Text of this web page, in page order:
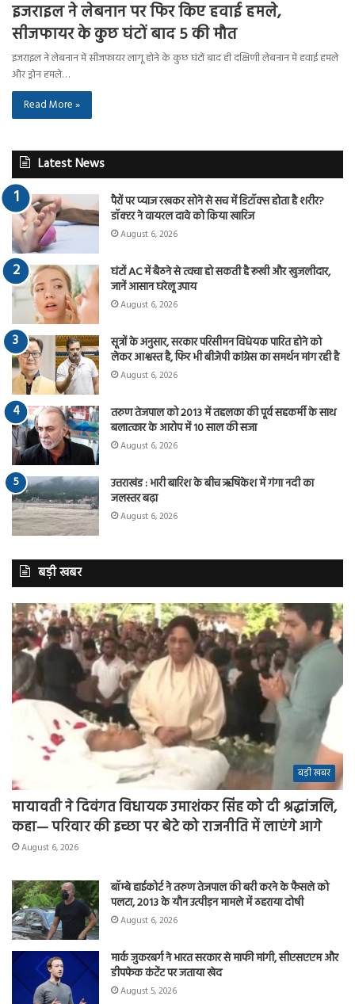
इजराइल ने लेबनान पर फिर किए हवाई हमले,
सीजफायर के कुछ घंटों बाद 5 की मौत
इजराइल ने लेबनान में सीजफायर लागू होने के कुछ घंटों बाद ही दक्षिणी लेबनान में हवाई हमले
और ड्रोन हमले…
Read More »
Latest News
पैरों पर प्याज रखकर सोने से सच में डिटॉक्स होता है शरीर?
डॉक्टर ने वायरल दावे को किया खारिज
August 6, 2026
घंटों AC में बैठने से त्वचा हो सकती है रूखी और खुजलीदार,
जानें आसान घरेलू उपाय
August 6, 2026
सूत्रों के अनुसार, सरकार परिसीमन विधेयक पारित होने को
लेकर आश्वस्त है, फिर भी बीजेपी कांग्रेस का समर्थन मांग रही है
August 6, 2026
तरुण तेजपाल को 2013 में तहलका की पूर्व सहकर्मी के साथ
बलात्कार के आरोप में 10 साल की सजा
August 6, 2026
उत्तराखंड : भारी बारिश के बीच ऋषिकेश में गंगा नदी का
जलस्तर बढ़ा
August 6, 2026
बड़ी खबर
बड़ी खबर
मायावती ने दिवंगत विधायक उमाशंकर सिंह को दी श्रद्धांजलि,
कहा— परिवार की इच्छा पर बेटे को राजनीति में लाएंगे आगे
August 6, 2026
बॉम्बे हाईकोर्ट ने तरुण तेजपाल की बरी करने के फैसले को
पलटा, 2013 के यौन उत्पीड़न मामले में ठहराया दोषी
August 6, 2026
मार्क जुकरबर्ग ने भारत सरकार से माफी मांगी, सीएसएएम और
डीपफेक कंटेंट पर जताया खेद
August 5, 2026